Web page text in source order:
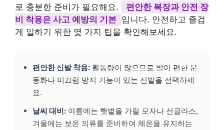
로 충분한 준비가 필요해요.
편안한 복장과 안전 장
비 착용은 사고 예방의 기본 입니다. 안전하고 즐겁
게 일하기 위한 몇 가지 팁을 확인해보세요.
편안한 신발 착용: 활동량이 많으므로 발이 편한 운
동화나 미끄럼 방지 기능이 있는 신발을 선택하세
요.
날씨 대비: 여름에는 햇볕을 가릴 모자나 선글라스,
겨울에는 보온 의류를 준비하여 체온을 유지하는